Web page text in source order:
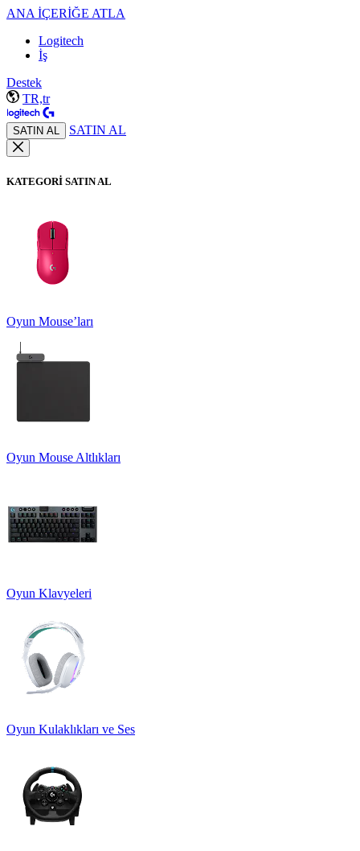
ANA İÇERİĞE ATLA
Logitech
İş
Destek
TR,tr
SATIN AL SATIN AL
KATEGORİ SATIN AL
Oyun Mouse’ları
Oyun Mouse Altlıkları
Oyun Klavyeleri
Oyun Kulaklıkları ve Ses